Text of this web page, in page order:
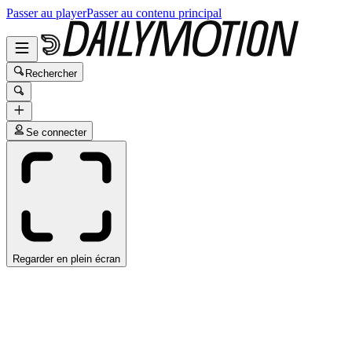
Passer au playerPasser au contenu principal
Rechercher
Se connecter
Regarder en plein écran